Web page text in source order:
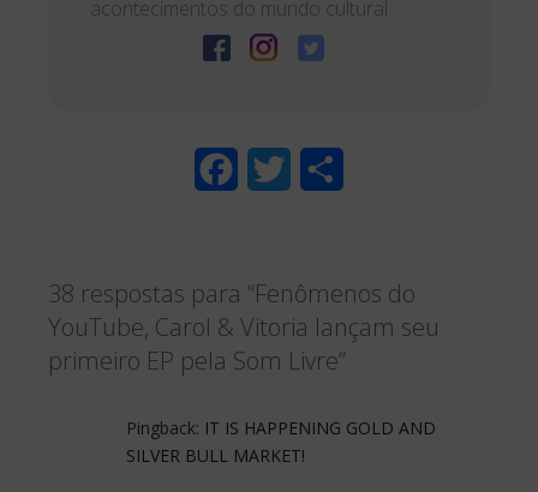
acontecimentos do mundo cultural.
e
b
o
t
t
r
r
e
38 respostas para “Fenômenos do
YouTube, Carol & Vitoria lançam seu
primeiro EP pela Som Livre”
Pingback: IT IS HAPPENING GOLD AND
SILVER BULL MARKET!